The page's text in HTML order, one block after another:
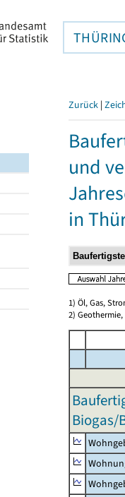
Zurück |
und
in
1) Öl, Gas,
2)
Biogas/